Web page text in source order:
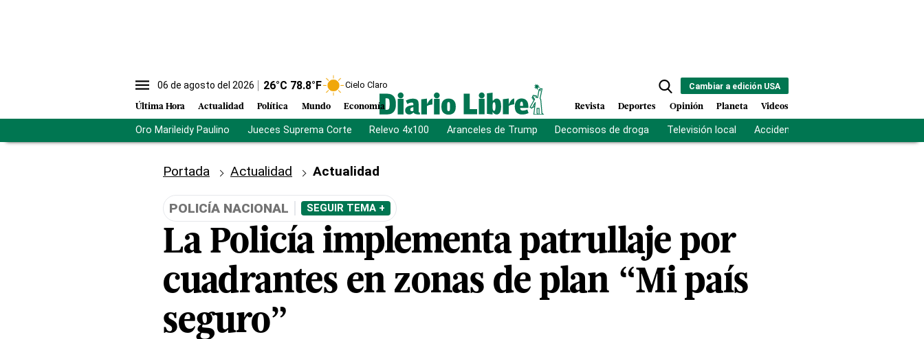
06 de agosto del 2026 26°C 78.8°F Cielo Claro
Última Hora Actualidad Política Mundo Economía
Cambiar a edición USA
Revista Deportes Opinión Planeta Videos
Oro Marileidy Paulino Jueces Suprema Corte Relevo 4x100 Aranceles de Trump Decomisos de droga Televisión local Accidente Los Ríos
Portada Actualidad Actualidad
POLICÍA NACIONAL SEGUIR TEMA +
La Policía implementa patrullaje por
cuadrantes en zonas de plan “Mi país
seguro”